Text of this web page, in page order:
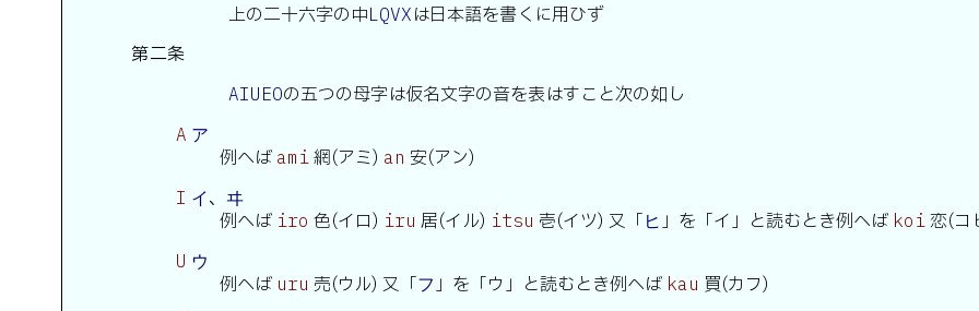
上の二十六字の中LQVX は日本語を書くに用ひず
第二条
AIUEOの五つの母字は仮名文字の音を表はすこと次の如し
A ア
例へば ami 網(アミ) an 安(アン)
I イ 、 ヰ
例へば iro 色(イロ) iru 居(イル) itsu 壱(イツ) 又「 ヒ」を「イ」と読むとき例へば koi 恋(コ
U ウ
例へば uru 売(ウル) 又「フ」を「ウ」と読むとき例へば kau 買(カフ)